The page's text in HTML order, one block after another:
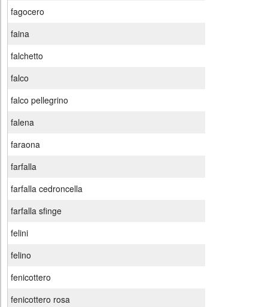
fagocero
faina
falchetto
falco
falco pellegrino
falena
faraona
farfalla
farfalla cedroncella
farfalla sfinge
felini
felino
fenicottero
fenicottero rosa